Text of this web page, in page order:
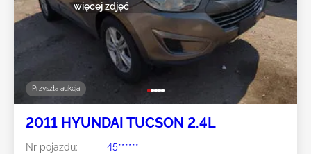
Przyszła aukcja
więcej zdjęć
2011 HYUNDAI TUCSON 2.4L
Nr pojazdu:
45******